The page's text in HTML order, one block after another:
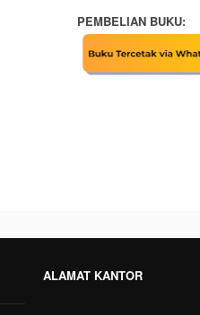
PEMBELIAN BUKU:
ALAMAT KANTOR